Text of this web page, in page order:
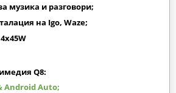
музика и разговори;
на Igo, Waze;
Q8:
Android Auto;